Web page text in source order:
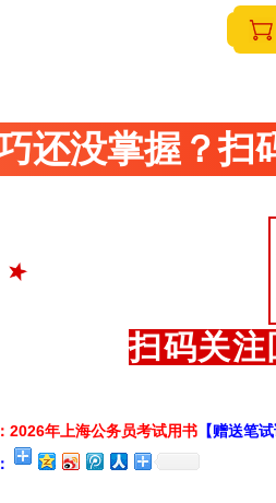
还没掌握？扫
扫码关注
2026年上海公务员考试用书 【赠送笔